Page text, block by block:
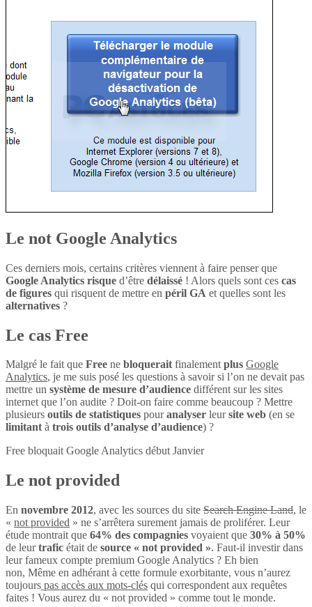
Le not Google Analytics
Ces derniers mois, certains critères viennent à faire penser que
Google Analytics risque d’être délaissé ! Alors quels sont ces cas
de figures qui risquent de mettre en péril GA et quelles sont les
alternatives ?
Le cas Free
Malgré le fait que Free ne bloqueraitfinalementplus Google
Analytics, je me suis posé les questions à savoir si l’on ne devait pas
mettre un système de mesure d’audience différent sur les sites
internet que l’on audite ? Doit-on faire comme beaucoup ? Mettre
plusieurs outils de statistiques pouranalyser leursite web (en se
limitantà trois outils d’analyse d’audience) ?
Free bloquait Google Analytics début Janvier
Le not provided
En novembre 2012, avec les sources du site Search Engine Land, le
« not provided » ne s’arrêtera surement jamais de proliférer. Leur
étude montrait que 64% des compagnies voyaient que 30% à 50%
de leurtrafic était de source « not provided ». Faut-il investir dans
leur fameux compte premium Google Analytics ? Eh bien
non, Même en adhérant à cette formule exorbitante, vous n’aurez
toujours pas accès aux mots-clés qui correspondent aux requêtes
faites ! Vous aurez du « not provided » comme tout le monde.